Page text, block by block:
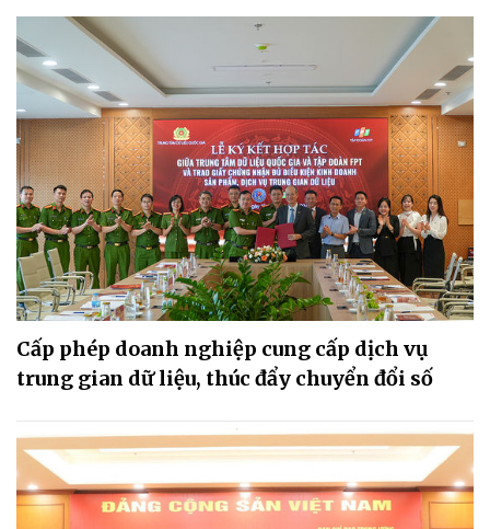
Cấp phép doanh nghiệp cung cấp dịch vụ
trung gian dữ liệu, thúc đẩy chuyển đổi số